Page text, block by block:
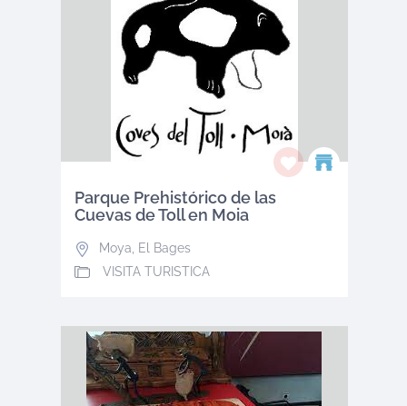
Parque Prehistórico de las
Cuevas de Toll en Moia
Moya, El Bages
VISITA TURISTICA